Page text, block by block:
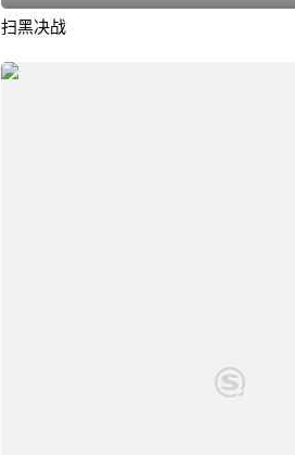
扫黑决战